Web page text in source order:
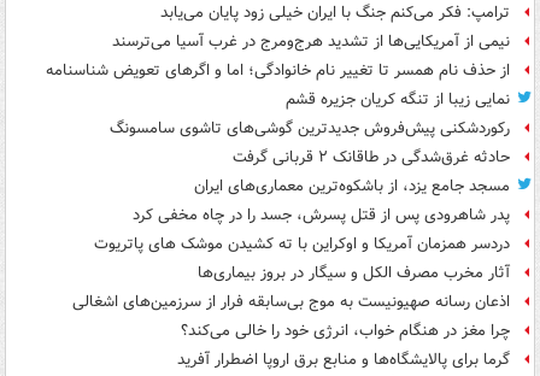
ترامپ: فکر می‌کنم جنگ با ایران خیلی زود پایان می‌یابد
نیمی از آمریکایی‌ها از تشدید هرج‌ومرج در غرب آسیا می‌ترسند
از حذف نام همسر تا تغییر نام خانوادگی؛ اما و اگرهای تعویض شناسنامه
نمایی زیبا از تنگه کریان جزیره قشم
رکوردشکنی پیش‌فروش جدیدترین گوشی‌های تاشوی سامسونگ
حادثه غرق‌شدگی در طاقانک ۲ قربانی گرفت
مسجد جامع یزد، از باشکوه‌ترین معماری‌های ایران
پدر شاهرودی پس از قتل پسرش، جسد را در چاه مخفی کرد
دردسر همزمان آمریکا و اوکراین با ته کشیدن موشک های پاتریوت
آثار مخرب مصرف الکل و سیگار در بروز بیماری‌ها
اذعان رسانه صهیونیست به موج بی‌سابقه فرار از سرزمین‌های اشغالی
چرا مغز در هنگام خواب، انرژی خود را خالی می‌کند؟
گرما برای پالایشگاه‌ها و منابع برق اروپا اضطرار آفرید